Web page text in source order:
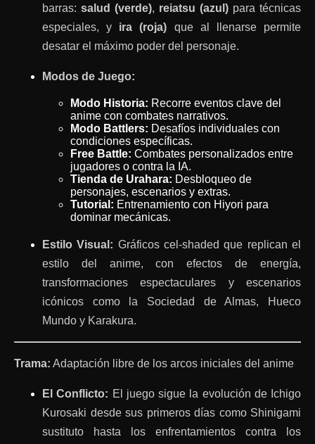
barras: salud (verde), reiatsu (azul) para técnicas
especiales, y ira (roja) que al llenarse permite
desatar el máximo poder del personaje.
Modos de Juego:
Modo Historia: Recorre eventos clave del
anime con combates narrativos.
Modo Battlers: Desafíos individuales con
condiciones específicas.
Free Battle: Combates personalizados entre
jugadores o contra la IA.
Tienda de Urahara: Desbloqueo de
personajes, escenarios y extras.
Tutorial: Entrenamiento con Hiyori para
dominar mecánicas.
Estilo Visual: Gráficos cel-shaded que replican el
estilo del anime, con efectos de energía,
transformaciones espectaculares y escenarios
icónicos como la Sociedad de Almas, Hueco
Mundo y Karakura.
Trama: Adaptación libre de los arcos iniciales del anime
El Conflicto: El juego sigue la evolución de Ichigo
Kurosaki desde sus primeros días como Shinigami
sustituto hasta los enfrentamientos contra los